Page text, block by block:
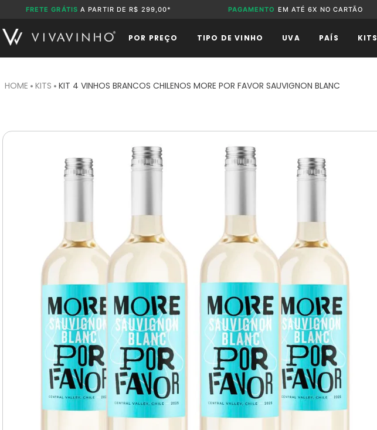
FRETE GRÁTIS A PARTIR DE R$ 299,00* PAGAMENTO EM ATÉ 6X NO CARTÃO
POR PREÇO TIPO DE VINHO UVA PAÍS KITS
KITS KIT 4 VINHOS BRANCOS CHILENOS MORE POR FAVOR SAUVIGNON BLANC